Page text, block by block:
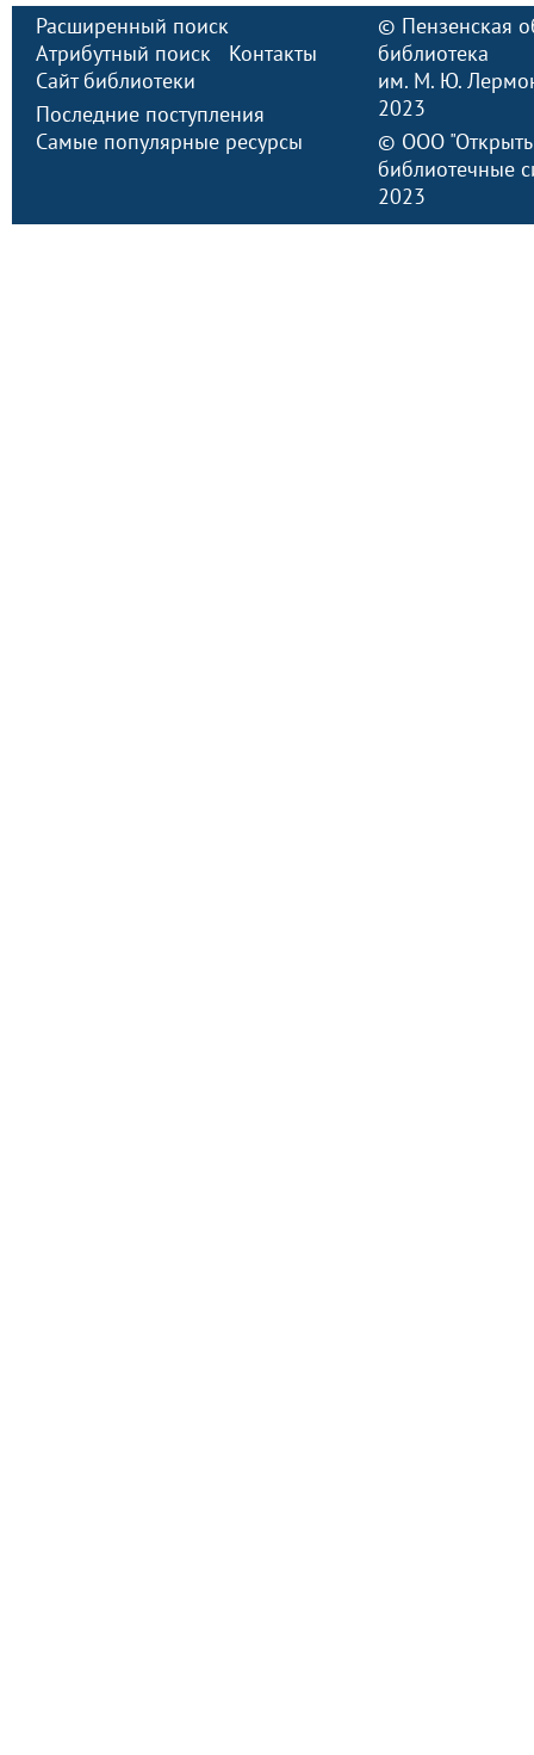
Расширенный поиск
Атрибутный поиск
Контакты
Сайт библиотеки
Последние поступления
Самые популярные ресурсы
© Пензенская
библиотека
им. М. Ю.
2023
© ООО
библиотечные
2023